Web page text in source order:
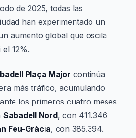
de 2025, todas las
han experimentado un
aumento global que oscila
12%.
Plaça Major continúa
más tráfico, acumulando
los primeros cuatro meses
Sabadell Nord, con 411.346
Feu-Gràcia, con 385.394.